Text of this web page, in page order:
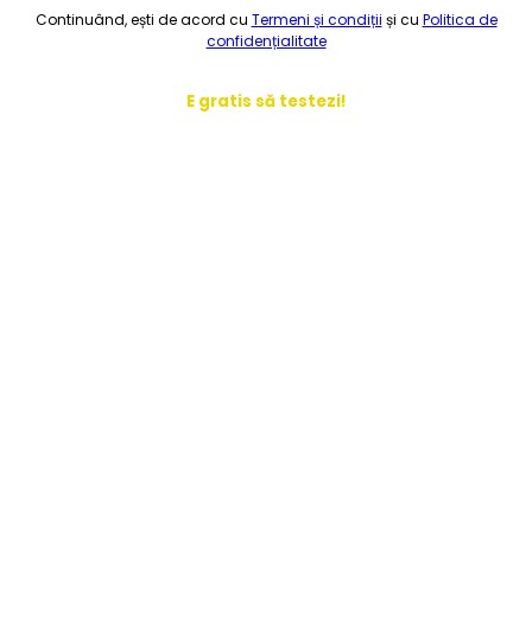
Continuând, ești de acord cu Termeni și condiții și cu Politica de
confidențialitate
E gratis să testezi!